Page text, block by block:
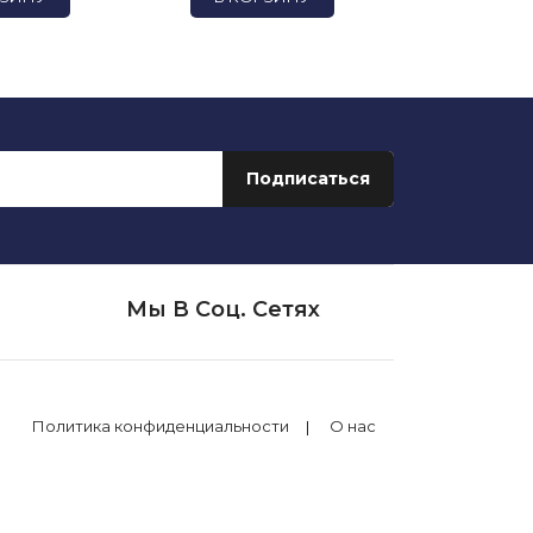
Мы В Соц. Сетях
Политика конфиденциальности О нас